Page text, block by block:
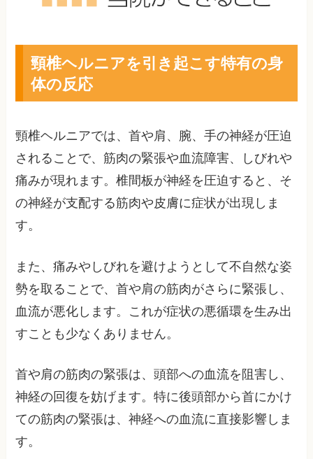
頸椎ヘルニアを引き起こす特有の身
体の反応
頸椎ヘルニアでは、首や肩、腕、手の神経が圧迫
されることで、筋肉の緊張や血流障害、しびれや
痛みが現れます。椎間板が神経を圧迫すると、そ
の神経が支配する筋肉や皮膚に症状が出現しま
す。
また、痛みやしびれを避けようとして不自然な姿
勢を取ることで、首や肩の筋肉がさらに緊張し、
血流が悪化します。これが症状の悪循環を生み出
すことも少なくありません。
首や肩の筋肉の緊張は、頭部への血流を阻害し、
神経の回復を妨げます。特に後頭部から首にかけ
ての筋肉の緊張は、神経への血流に直接影響しま
す。